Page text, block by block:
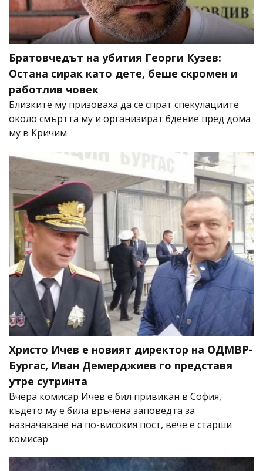
Братовчедът на убития Георги Кузев:
Остана сирак като дете, беше скромен и
работлив човек
Близките му призоваха да се спрат спекулациите
около смъртта му и организират бдение пред дома
му в Кричим
Христо Ичев е новият директор на ОДМВР-
Бургас, Иван Демерджиев го представя
утре сутринта
Вчера комисар Ичев е бил привикан в София,
където му е била връчена заповедта за
назначаване на по-високия пост, вече е старши
комисар